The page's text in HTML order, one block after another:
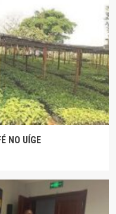
NO UÍGE